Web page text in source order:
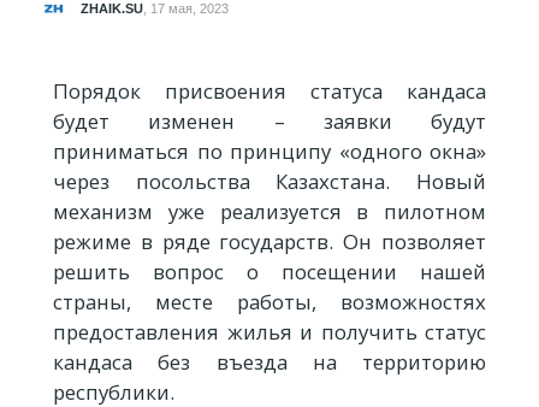
ZHAIK.SU 17 мая, 2023
Порядок присвоения статуса кандаса
будет изменен – заявки будут
приниматься по принципу «одного окна»
через посольства Казахстана. Новый
механизм уже реализуется в пилотном
режиме в ряде государств. Он позволяет
решить вопрос о посещении нашей
страны, месте работы, возможностях
предоставления жилья и получить статус
кандаса без въезда на территорию
республики.